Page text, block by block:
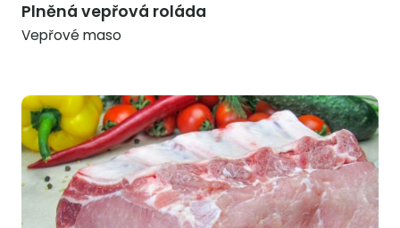
Plněná vepřová roláda
Vepřové maso